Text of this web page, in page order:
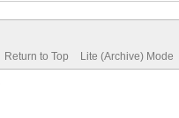
Return to Top Lite (Archive) Mode